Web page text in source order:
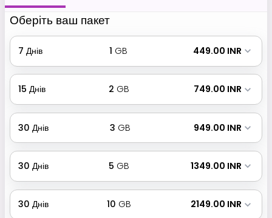
Оберіть ваш пакет
7 Днів 1 GB ₹ 449.00 INR
15 Днів 2 GB ₹ 749.00 INR
30 Днів 3 GB ₹ 949.00 INR
30 Днів 5 GB ₹ 1349.00 INR
30 Днів 10 GB ₹ 2149.00 INR